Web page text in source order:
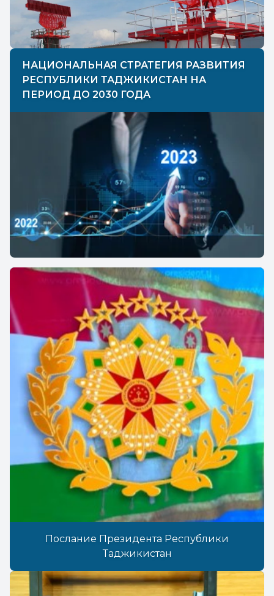
Послание Президента Республики
Таджикистан
НАЦИОНАЛЬНАЯ СТРАТЕГИЯ РАЗВИТИЯ
РЕСПУБЛИКИ ТАДЖИКИСТАН НА
ПЕРИОД ДО 2030 ГОДА